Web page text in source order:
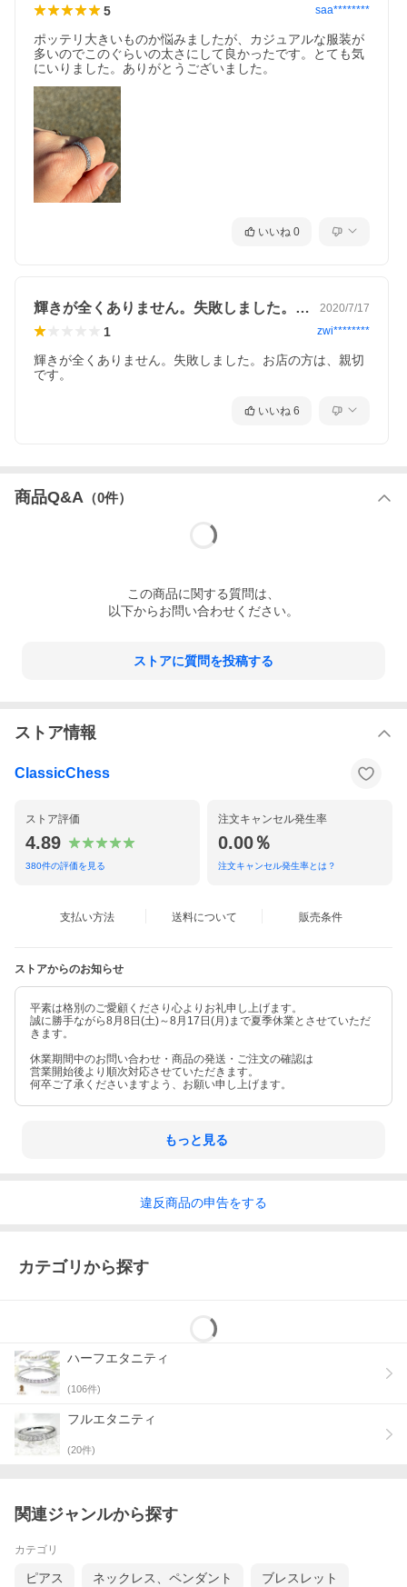
5 saa********
ポッテリ大きいものか悩みましたが、カジュアルな服装が
多いのでこのぐらいの太さにして良かったです。とても気
にいりました。ありがとうございました。
いいね 0
輝きが全くありません。失敗しました。お… 2020/7/17
1 zwi********
輝きが全くありません。失敗しました。お店の方は、親切
です。
いいね 6
商品Q&A （0件）
この商品に関する質問は、
以下からお問い合わせください。
ストアに質問を投稿する
ストア情報
ClassicChess
ストア評価
4.89
380件の評価を見る
注文キャンセル発生率
0.00％
注文キャンセル発生率とは？
支払い方法 送料について 販売条件
ストアからのお知らせ
平素は格別のご愛顧くださり心よりお礼申し上げます。
誠に勝手ながら8月8日(土)～8月17日(月)まで夏季休業とさせていただ
きます。
休業期間中のお問い合わせ・商品の発送・ご注文の確認は
営業開始後より順次対応させていただきます。
何卒ご了承くださいますよう、お願い申し上げます。
もっと見る
違反商品の申告をする
カテゴリから探す
ハーフエタニティ
(106件)
フルエタニティ
(20件)
関連ジャンルから探す
カテゴリ
ピアス ネックレス、ペンダント ブレスレット